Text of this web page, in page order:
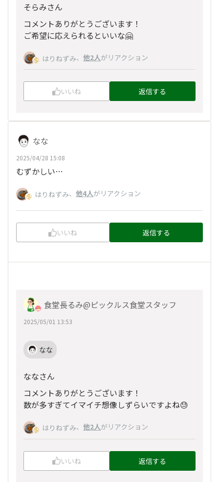
そらみさん
コメントありがとうございます！
ご希望に応えられるといいな🤗
はりねずみ、 他2人がリアクション
いいね 返信する
なな
2025/04/28 15:08
むずかしい…
はりねずみ、 他4人がリアクション
いいね 返信する
食堂長るみ@ピックルス食堂スタッフ
2025/05/01 13:53
なな
ななさん
コメントありがとうございます！
数が多すぎてイマイチ想像しずらいですよね😓
はりねずみ、 他2人がリアクション
いいね 返信する